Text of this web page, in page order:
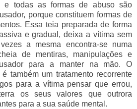
todas as formas de abuso são
porque constituem formas de
Essa teia preparada de forma
e gradual, deixa a vítima sem
a mesma encontra-se numa
de mentiras, manipulações e
para a manter na mão. O
também um tratamento recorrente
para a vítima pensar que errou,
os seus valores que outrora
para a sua saúde mental.